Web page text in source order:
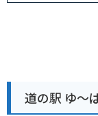
道の駅 ゆ～